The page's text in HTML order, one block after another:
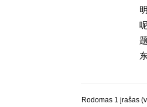
Rodomas 1 įrašas